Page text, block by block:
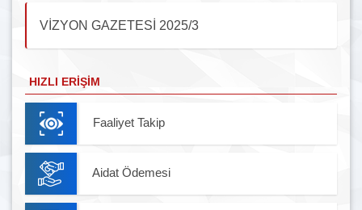
VİZYON GAZETESİ 2025/3
HIZLI ERIŞIM
Faaliyet Takip
Aidat Ödemesi